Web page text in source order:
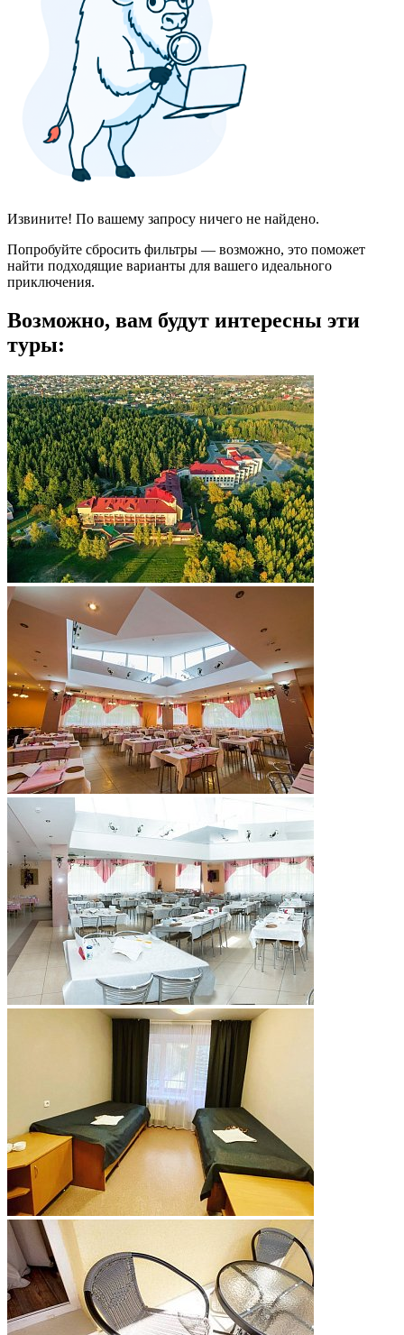
Извините! По вашему запросу ничего не найдено.
Попробуйте сбросить фильтры — возможно, это поможет
найти подходящие варианты для вашего идеального
приключения.
Возможно, вам будут интересны эти
туры: